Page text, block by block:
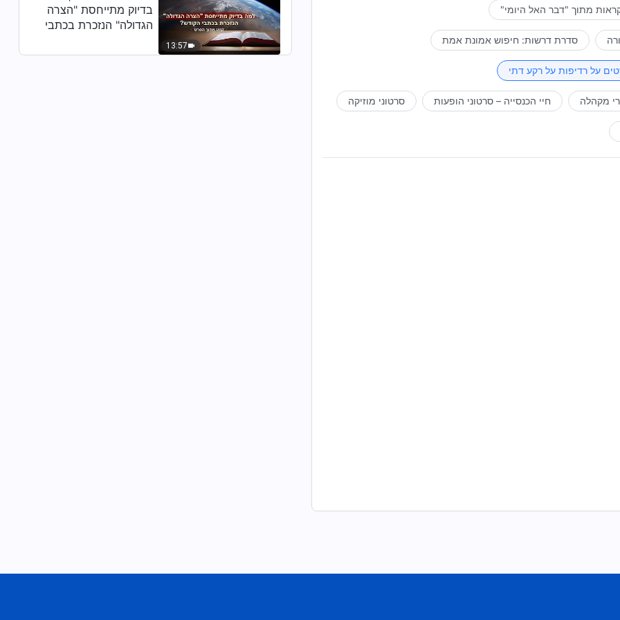
מתוך "דבר האל היומי"
סדרת דרשות: חיפוש אמונת אמת
על רדיפות על רקע דתי
מקהלה חיי הכנסייה – סרטוני הופעות סרטוני מוזיקה
13:57
בדיוק מתייחסת "הצרה
הגדולה" הנזכרת בכתבי
מסרט)